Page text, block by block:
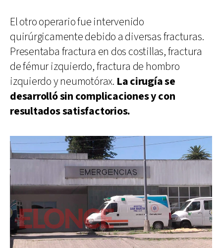
El otro operario fue intervenido
quirúrgicamente debido a diversas fracturas.
Presentaba fractura en dos costillas, fractura
de fémur izquierdo, fractura de hombro
izquierdo y neumotórax. La cirugía se
desarrolló sin complicaciones y con
resultados satisfactorios.